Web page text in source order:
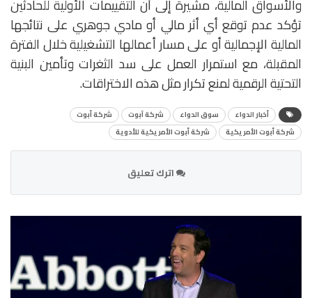
والأسواق المالية، مشيرة إلى أن التقييمات الأولية للحادثين
تؤكد عدم توقع أي أثر مالي أو مادي جوهري على نتائجها
المالية الإجمالية أو على مسار أعمالها التشغيلية خلال الفترة
المقبلة، مع استمرار العمل على سد الثغرات وتأمين البنية
التحتية الرقمية لمنع تكرار مثل هذه الاختراقات.
أخبار الدواء سوق الدواء شركة آبوت
شركة أبوت
شركة أبوت الأمريكية
شركة أبوت الأمريكية للأدوية
اترك تعليق